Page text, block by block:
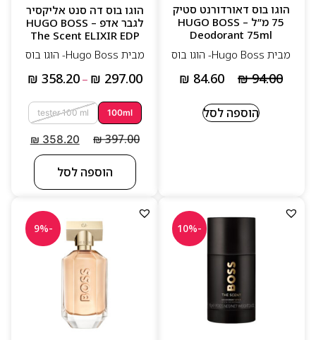
הוגו בוס דאורדורנט סטיק
75 מ”ל – HUGO BOSS
Deodorant 75ml
מבית Hugo Boss- הוגו בוס
₪94.00
₪ 84.60
הוספה לסל
הוגו בוס דה סנט אליקסיר
לגבר אדפ – HUGO BOSS
The Scent ELIXIR EDP
מבית Hugo Boss- הוגו בוס
₪ 297.00
–
₪ 358.20
100ml
tester 100 ml
₪397.00
₪ 358.20
הוספה לסל
-10%
-9%